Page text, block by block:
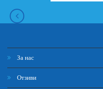
За нас
Отзиви